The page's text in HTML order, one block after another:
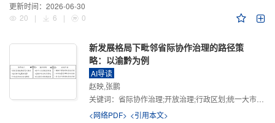
更新时间： 2026-06-30
20
| 6 | 0
新发展格局下毗邻省际协作治理的路径策
略：以渝黔为例
AI导读
赵映,张鹏
关键词： 省际协作治理;开放治理;行政区划;统一大市场;新发展格局
<网络PDF> <引用本文>